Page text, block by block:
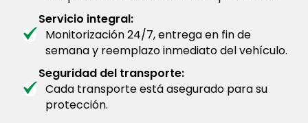
Servicio integral:
Monitorización 24/7, entrega en fin de
semana y reemplazo inmediato del vehículo.
Seguridad del transporte:
Cada transporte está asegurado para su
protección.